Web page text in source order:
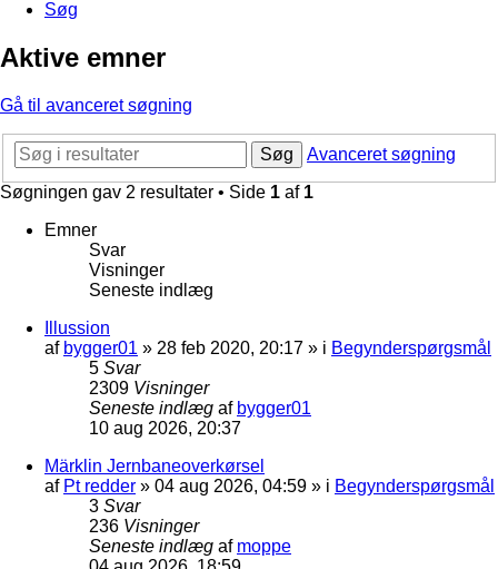
Søg
Aktive emner
Gå til avanceret søgning
Søg
Avanceret søgning
Søgningen gav 2 resultater • Side 1 af 1
Emner
Svar
Visninger
Seneste indlæg
Illussion
af bygger01 » 28 feb 2020, 20:17 » i Begynderspørgsmål
5 Svar
2309 Visninger
Seneste indlæg af bygger01
10 aug 2026, 20:37
Märklin Jernbaneoverkørsel
af Pt redder » 04 aug 2026, 04:59 » i Begynderspørgsmål
3 Svar
236 Visninger
Seneste indlæg af moppe